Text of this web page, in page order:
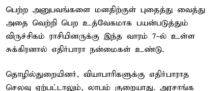
பெற்ற அனுபவங்களை மனதிற்குள் புதைத்து வைத்து
அதை வெற்றி பெற உத்வேகமாக பயன்படுத்தும்
விருச்சிகம் ராசியினருக்கு இந்த வாரம் 7-ல் உள்ள
சுக்கிரனால் எதிர்பாரா நன்மைகள் உண்டு.
தொழில்துறையினர், வியாபாரிகளுக்கு எதிர்பாராத
செலவு ஏற்பட்டாலும், லாபம் குறையாது. அரசாங்க